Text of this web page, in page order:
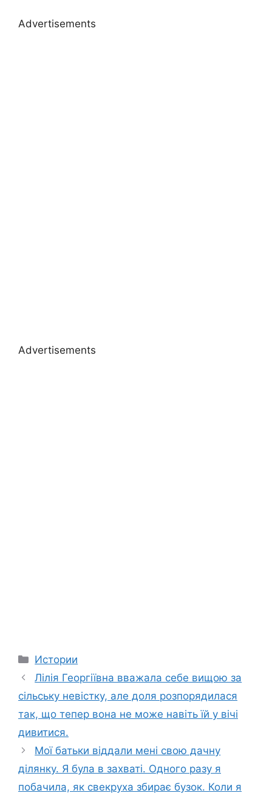
Advertisements
Advertisements
Categories
Истории
Лілія Георгіївна вважала себе вищою за
сільську невістку, але доля розпорядилася
так, що тепер вона не може навіть їй у вічі
дивитися.
Мої батьки віддали мені свою дачну
ділянку. Я була в захваті. Одного разу я
побачила, як свекруха збирає бузок. Коли я